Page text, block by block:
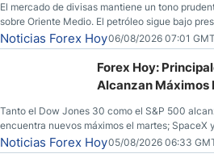
El mercado de divisas mantiene un tono
sobre Oriente Medio. El petróleo sigue bajo
y los operadores esperan nuevas referencias
Unidos.
Noticias Forex Hoy06/08/2026 07:01
Forex Hoy:
Alcanzan Máximos
Tanto el Dow Jones 30 como el S&P 500
encuentra nuevos máximos el martes; SpaceX
llamadas de ganancias; el petróleo crudo cae
esperanzas; el dólar estadounidense continúa
Noticias Forex Hoy05/08/2026 06:33